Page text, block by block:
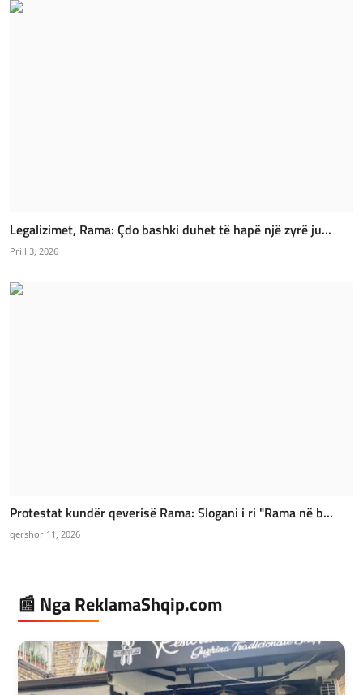
Legalizimet, Rama: Çdo bashki duhet të hapë një zyrë ju...
Prill 3, 2026
Protestat kundër qeverisë Rama: Slogani i ri "Rama në b...
qershor 11, 2026
📰 Nga ReklamaShqip.com